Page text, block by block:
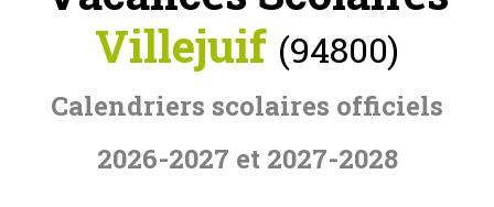
Villejuif (94800)
Calendriers scolaires officiels
2026-2027 et 2027-2028